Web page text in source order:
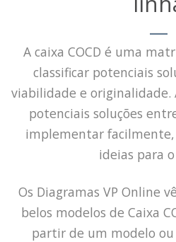
A caixa COCD é uma
classificar potenciais
viabilidade e originalidade.
potenciais soluções
implementar facilmente,
ideias para
Os Diagramas VP Online
belos modelos de Caixa
partir de um modelo